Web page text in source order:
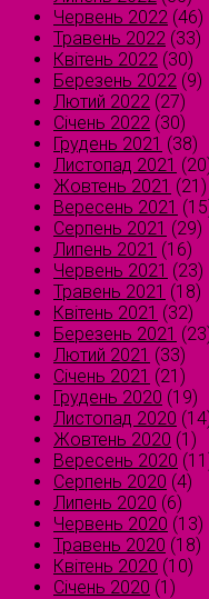
Червень 2022 (46)
Травень 2022 (33)
Квітень 2022 (30)
Березень 2022 (9)
Лютий 2022 (27)
Січень 2022 (30)
Грудень 2021 (38)
Листопад 2021
Жовтень 2021 (21)
Вересень 2021
Серпень 2021 (29)
Липень 2021 (16)
Червень 2021 (23)
Травень 2021 (18)
Квітень 2021 (32)
Березень 2021
Лютий 2021 (33)
Січень 2021 (21)
Грудень 2020 (19)
Листопад 2020
Жовтень 2020 (1)
Вересень 2020
Серпень 2020 (4)
Липень 2020 (6)
Червень 2020 (13)
Травень 2020 (18)
Квітень 2020 (10)
Січень 2020 (1)